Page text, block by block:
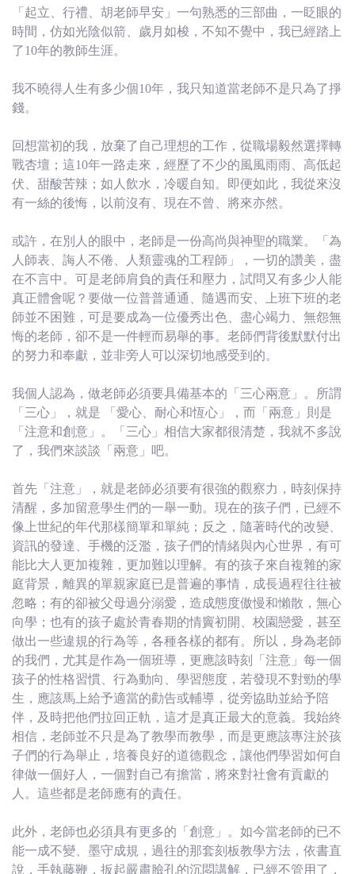
員
會
「起立、行禮、胡老師早安」一句熟悉的三部曲，一眨眼的
時間，仿如光陰似箭、歲月如梭，不知不覺中，我已經踏上
了10年的教師生涯。
我不曉得人生有多少個10年，我只知道當老師不是只為了掙
錢。
回想當初的我，放棄了自己理想的工作，從職場毅然選擇轉
戰杏壇；這10年一路走來，經歷了不少的風風雨雨、高低起
伏、甜酸苦辣；如人飲水，冷暖自知。即便如此，我從來沒
有一絲的後悔，以前沒有、現在不曾、將來亦然。
或許，在別人的眼中，老師是一份高尚與神聖的職業。「為
人師表、誨人不倦、人類靈魂的工程師」，一切的讚美，盡
在不言中。可是老師肩負的責任和壓力，試問又有多少人能
真正體會呢？要做一位普普通通、隨遇而安、上班下班的老
師並不困難，可是要成為一位優秀出色、盡心竭力、無怨無
悔的老師，卻不是一件輕而易舉的事。老師們背後默默付出
的努力和奉獻，並非旁人可以深切地感受到的。
我個人認為，做老師必須要具備基本的「三心兩意」。所謂
「三心」，就是 「愛心、耐心和恆心」，而「兩意」則是
「注意和創意」。「三心」相信大家都很清楚，我就不多說
了，我們來談談「兩意」吧。
首先「注意」，就是老師必須要有很強的觀察力，時刻保持
清醒，多加留意學生們的一舉一動。現在的孩子們，已經不
像上世紀的年代那樣簡單和單純；反之，隨著時代的改變、
資訊的發達、手機的泛濫，孩子們的情緒與內心世界，有可
能比大人更加複雜，更加難以理解。有的孩子來自複雜的家
庭背景，離異的單親家庭已是普遍的事情，成長過程往往被
忽略；有的卻被父母過分溺愛，造成態度傲慢和懶散，無心
向學；也有的孩子處於青春期的情竇初開、校園戀愛，甚至
做出一些違規的行為等，各種各樣的都有。所以，身為老師
的我們，尤其是作為一個班導，更應該時刻「注意」每一個
孩子的性格習慣、行為動向、學習態度，若發現不對勁的學
生，應該馬上給予適當的勸告或輔導，從旁協助並給予陪
伴，及時把他們拉回正軌，這才是真正最大的意義。我始終
相信，老師並不只是為了教學而教學，而是更應該專注於孩
子們的行為舉止，培養良好的道德觀念，讓他們學習如何自
律做一個好人，一個對自己有擔當，將來對社會有貢獻的
人。這些都是老師應有的責任。
此外，老師也必須具有更多的「創意」。如今當老師的已不
能一成不變、墨守成規，過往的那套刻板教學方法，依書直
說，手執藤鞭，扳起嚴肅臉孔的沉悶講解，已經不管用了，